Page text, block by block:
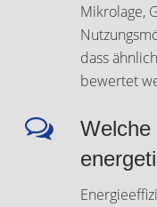
Mikrolage,
dass
bewertet
Welche